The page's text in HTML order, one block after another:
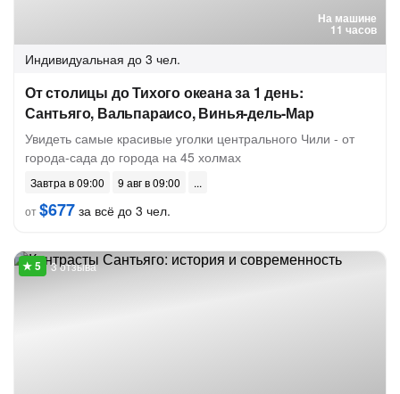
На машине
11 часов
Индивидуальная до 3 чел.
От столицы до Тихого океана за 1 день:
Сантьяго, Вальпараисо, Винья-дель-Мар
Увидеть самые красивые уголки центрального Чили - от
города-сада до города на 45 холмах
Завтра в 09:00
9 авг в 09:00
от$677 за всё до 3 чел.
3 отзыва